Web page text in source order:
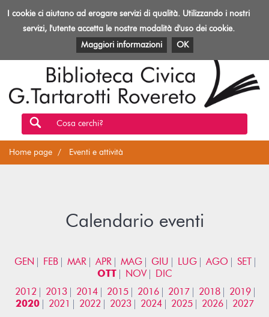
Toggle
Biblioteca
Rovereto
EVENTI E ATTIVITÀ PATRIMONIO E RISORSE
Cosa cerchi?
Home page Eventi e attività
Calendario eventi
GEN FEB MAR APR MAG GIU LUG AGO
SET
OTT
NOV
DIC
2012
2013 2014 2015 2016 2017 2018
2019
2020
2021 2022 2023 2024 2025 2026 2027
I cookie ci aiutano ad erogare servizi di qualità. Utilizzando i nostri
servizi, l'utente accetta le nostre modalità d'uso dei cookie.
Maggiori informazioni
OK